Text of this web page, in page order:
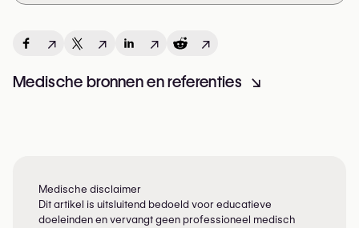
↗ ↗ ↗ ↗
Medische bronnen en referenties ↘
Medische disclaimer
Dit artikel is uitsluitend bedoeld voor educatieve
doeleinden en vervangt geen professioneel medisch